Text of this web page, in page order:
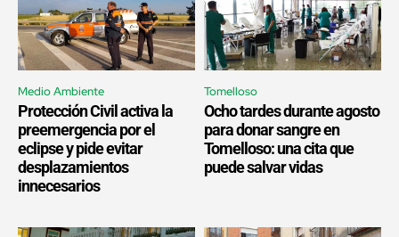
Medio Ambiente
Protección Civil activa la
preemergencia por el
eclipse y pide evitar
desplazamientos
innecesarios
Tomelloso
Ocho tardes durante agosto
para donar sangre en
Tomelloso: una cita que
puede salvar vidas